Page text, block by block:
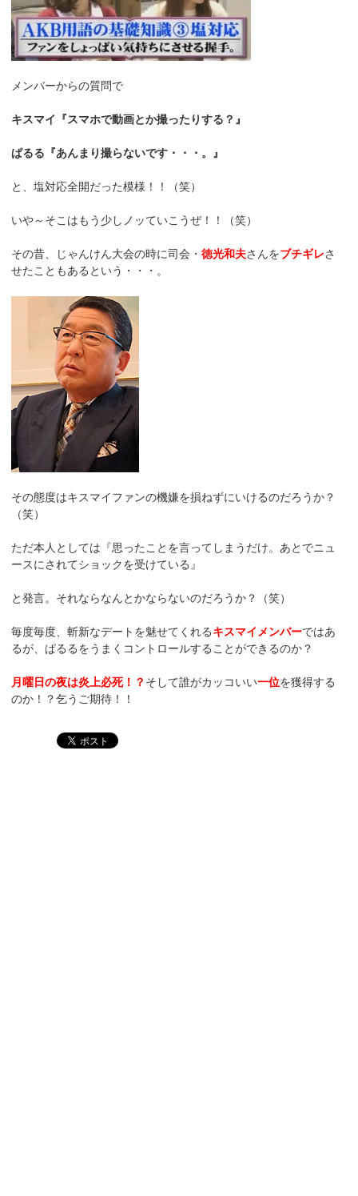
メンバーからの質問で
キスマイ『スマホで動画とか撮ったりする？』
ぱるる『あんまり撮らないです・・・。』
と、塩対応全開だった模様！！（笑）
いや～そこはもう少しノッていこうぜ！！（笑）
その昔、じゃんけん大会の時に司会・徳光和夫さんをブチギレさ
せたこともあるという・・・。
その態度はキスマイファンの機嫌を損ねずにいけるのだろうか？
（笑）
ただ本人としては『思ったことを言ってしまうだけ。あとでニュ
ースにされてショックを受けている』
と発言。それならなんとかならないのだろうか？（笑）
毎度毎度、斬新なデートを魅せてくれるキスマイメンバーではあ
るが、ぱるるをうまくコントロールすることができるのか？
月曜日の夜は炎上必死！？ そして誰がカッコいい一位を獲得する
のか！？乞うご期待！！